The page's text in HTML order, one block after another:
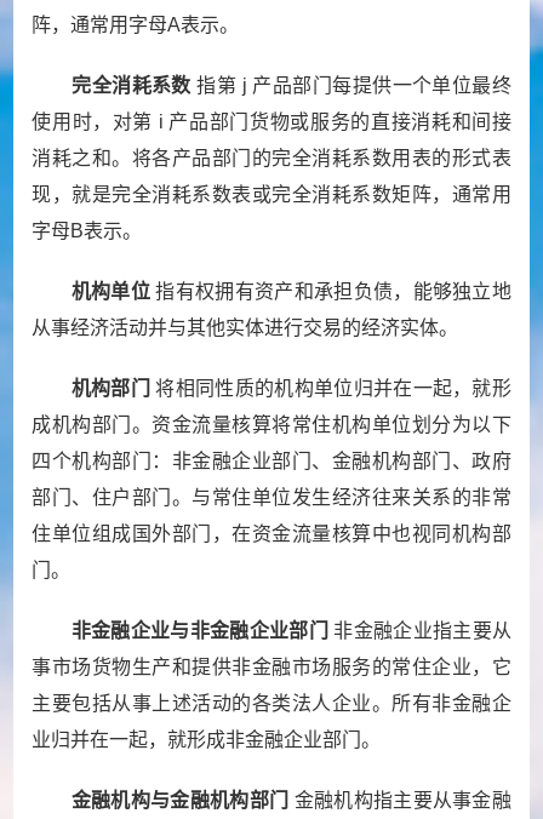
阵，通常用字母A表示。
完全消耗系数 指第 j 产品部门每提供一个单位最终
使用时，对第 i 产品部门货物或服务的直接消耗和间接
消耗之和。将各产品部门的完全消耗系数用表的形式表
现，就是完全消耗系数表或完全消耗系数矩阵，通常用
字母B表示。
机构单位 指有权拥有资产和承担负债，能够独立地
从事经济活动并与其他实体进行交易的经济实体。
机构部门
将相同性质的机构单位归并在一起，就形
成机构部门。资金流量核算将常住机构单位划分为以下
四个机构部门：非金融企业部门、金融机构部门、政府
部门、住户部门。与常住单位发生经济往来关系的非常
住单位组成国外部门，在资金流量核算中也视同机构部
门。
非金融企业与非金融企业部门
非金融企业指主要从
事市场货物生产和提供非金融市场服务的常住企业，它
主要包括从事上述活动的各类法人企业。所有非金融企
业归并在一起，就形成非金融企业部门。
金融机构与金融机构部门
金融机构指主要从事金融